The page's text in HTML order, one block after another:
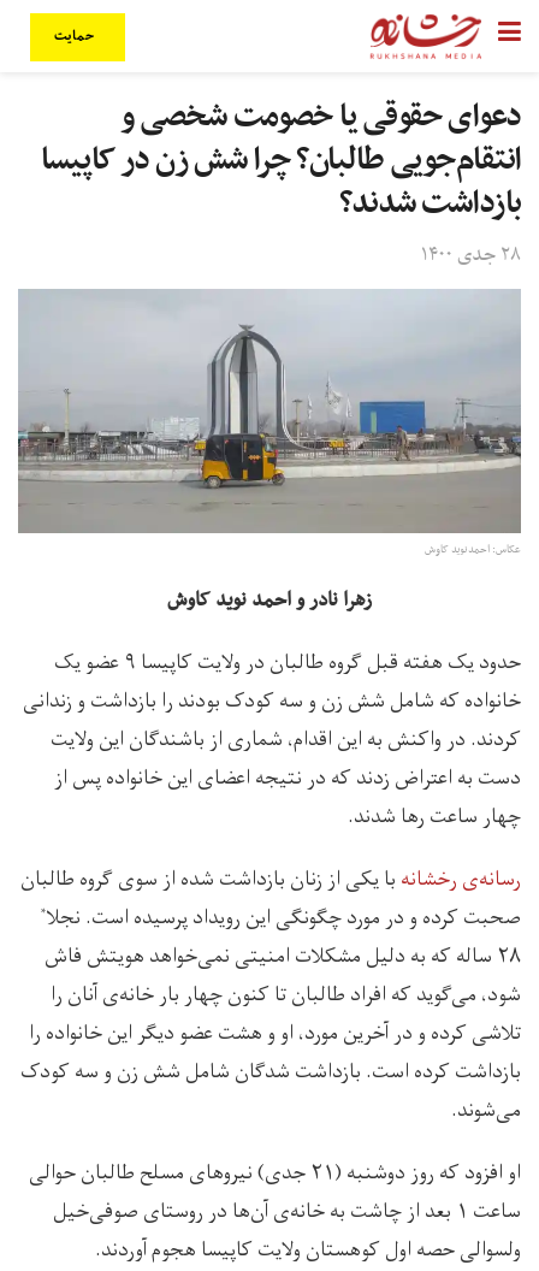
حمایت
دعوای حقوقی یا خصومت شخصی و
انتقام‌جویی طالبان؟ چرا شش زن در کاپیسا
بازداشت شدند؟
۲۸ جدی ۱۴۰۰
عکاس:‌ احمدنوید کاوش
زهرا نادر و احمد نوید کاوش
حدود یک هفته قبل گروه طالبان در ولایت کاپیسا ۹ عضو یک
خانواده که شامل شش زن و سه کودک بودند را بازداشت و زندانی
کردند. در واکنش به این اقدام، شماری از باشندگان این ولایت
دست به اعتراض زدند که در نتیجه اعضای این خانواده پس از
چهار ساعت رها شدند.
رسانه‌ی رخشانهبا یکی از زنان بازداشت شده از سوی گروه طالبان
صحبت کرده و در مورد چگونگی این رویداد پرسیده است. نجلا*
۲۸ ساله که به دلیل مشکلات امنیتی نمی‌خواهد هویتش فاش
شود، می‌گوید که افراد طالبان تا کنون چهار بار خانه‌ی آنان را
تلاشی کرده و در آخرین مورد، او و هشت عضو دیگر این خانواده را
بازداشت کرده است. بازداشت شدگان شامل شش زن و سه کودک
می‌شوند.
او افزود که روز دوشنبه (۲۱ جدی) نیروهای مسلح طالبان حوالی
ساعت ۱ بعد از چاشت به خانه‌ی آن‌ها در روستای صوفی‌خیل
ولسوالی حصه اول کوهستان ولایت کاپیسا هجوم آوردند.